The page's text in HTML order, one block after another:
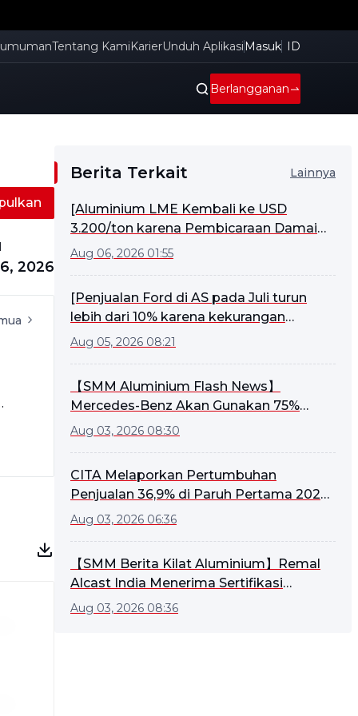
Tentang KamiKarierUnduh Aplikasi Masuk ID
Berlangganan
2026
Berita Terkait Lainnya
[Aluminium LME Kembali ke USD
3.200/ton karena Pembicaraan Damai
AS-Iran Mendongkrak Sentimen]
Aug 06, 2026 01:55
[Penjualan Ford di AS pada Juli turun
lebih dari 10% karena kekurangan
aluminium menghambat produksi truk
Aug 05, 2026 08:21
【SMM Aluminium Flash News】
Mercedes-Benz Akan Gunakan 75%
Aluminium Daur Ulang Pasca Konsumen
Aug 03, 2026 08:30
CITA Melaporkan Pertumbuhan
Penjualan 36,9% di Paruh Pertama 2026,
Memperluas Investasi Aluminium Hilir di
Aug 03, 2026 06:36
【SMM Berita Kilat Aluminium】Remal
Alcast India Menerima Sertifikasi
AS9100D untuk Paduan Aluminium
Aug 03, 2026 08:36